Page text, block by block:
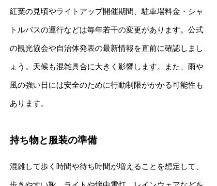
紅葉の見頃やライトアップ開催期間、駐車場料金・シャ
トルバスの運行などは毎年若干の変更があります。公式
の観光協会や自治体発表の最新情報を直前に確認しまし
ょう。天候も混雑具合に大きく影響します。また、雨や
風の強い日には安全のために行動制限がかかる可能性も
あります。
持ち物と服装の準備
混雑して歩く時間や待ち時間が増えることを想定して、